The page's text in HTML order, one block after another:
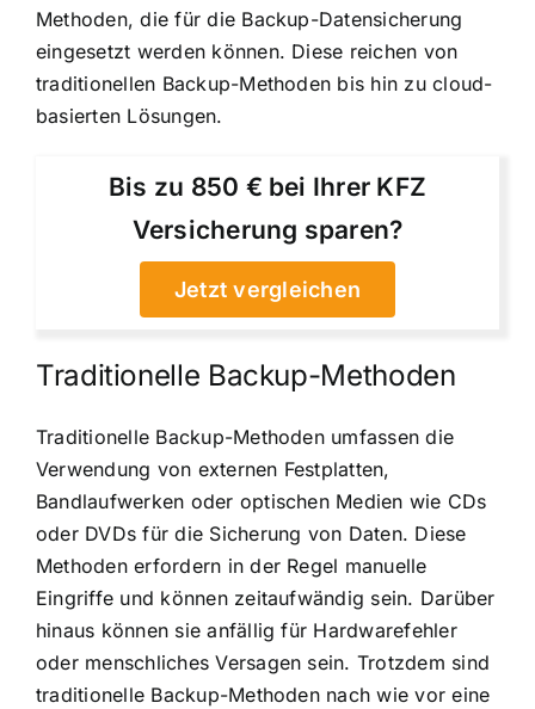
Methoden, die für die Backup-Datensicherung
eingesetzt werden können. Diese reichen von
traditionellen Backup-Methoden bis hin zu cloud-
basierten Lösungen.
Bis zu 850 € bei Ihrer KFZ
Versicherung sparen?
Jetzt vergleichen
Traditionelle Backup-Methoden
Traditionelle Backup-Methoden umfassen die
Verwendung von externen Festplatten,
Bandlaufwerken oder optischen Medien wie CDs
oder DVDs für die Sicherung von Daten. Diese
Methoden erfordern in der Regel manuelle
Eingriffe und können zeitaufwändig sein. Darüber
hinaus können sie anfällig für Hardwarefehler
oder menschliches Versagen sein. Trotzdem sind
traditionelle Backup-Methoden nach wie vor eine